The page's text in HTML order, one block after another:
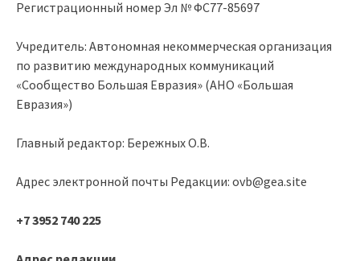
Регистрационный номер Эл № ФС77-85697
Учредитель: Автономная некоммерческая организация
по развитию международных коммуникаций
«Сообщество Большая Евразия» (АНО «Большая
Евразия»)
Главный редактор: Бережных О.В.
Адрес электронной почты Редакции: ovb@gea.site
+7 3952 740 225